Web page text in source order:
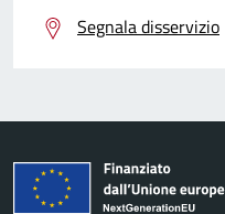
Segnala disservizio